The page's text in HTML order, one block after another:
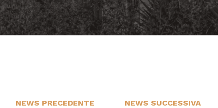
NEWS PRECEDENTE NEWS SUCCESSIVA